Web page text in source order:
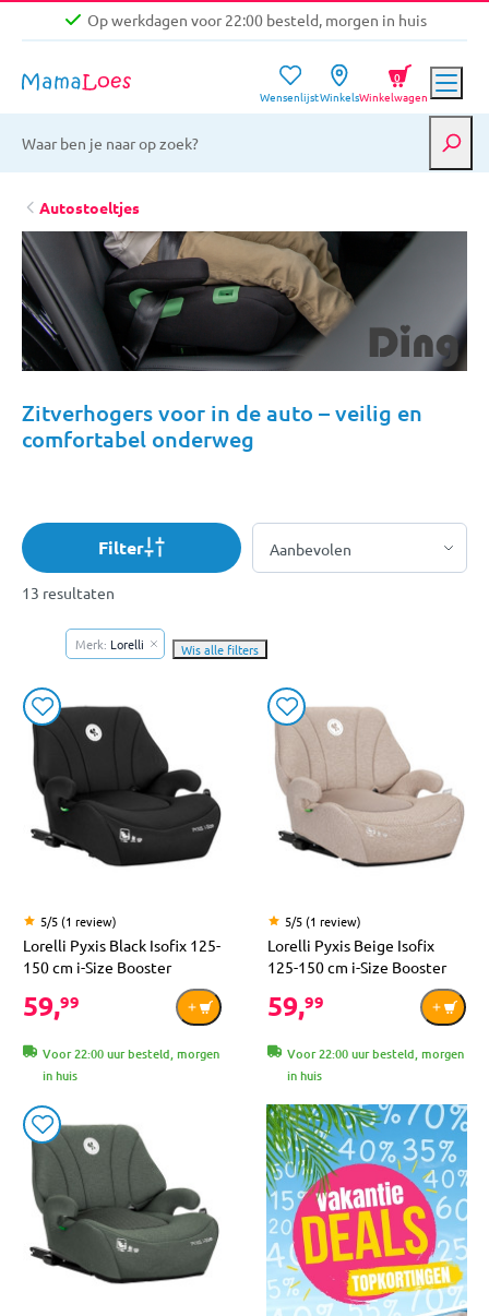
Op werkdagen voor 22:00 besteld, morgen in huis
Gratis verzending vanaf €39,-
Op werkdagen voor 22:00 besteld, morgen in huis
WensenlijstWinkelsWinkelwagen
0
Autostoeltjes
Zitverhogers voor in de auto – veilig en
comfortabel onderweg
Filter
13 resultaten
Merk: Lorelli Wis alle filters
5/5 (1 review)
Lorelli Pyxis Black Isofix 125-
150 cm i-Size Booster
59,99
Voor 22:00 uur besteld, morgen
in huis
5/5 (1 review)
Lorelli Pyxis Beige Isofix
125-150 cm i-Size Booster
59,99
Voor 22:00 uur besteld, morgen
in huis